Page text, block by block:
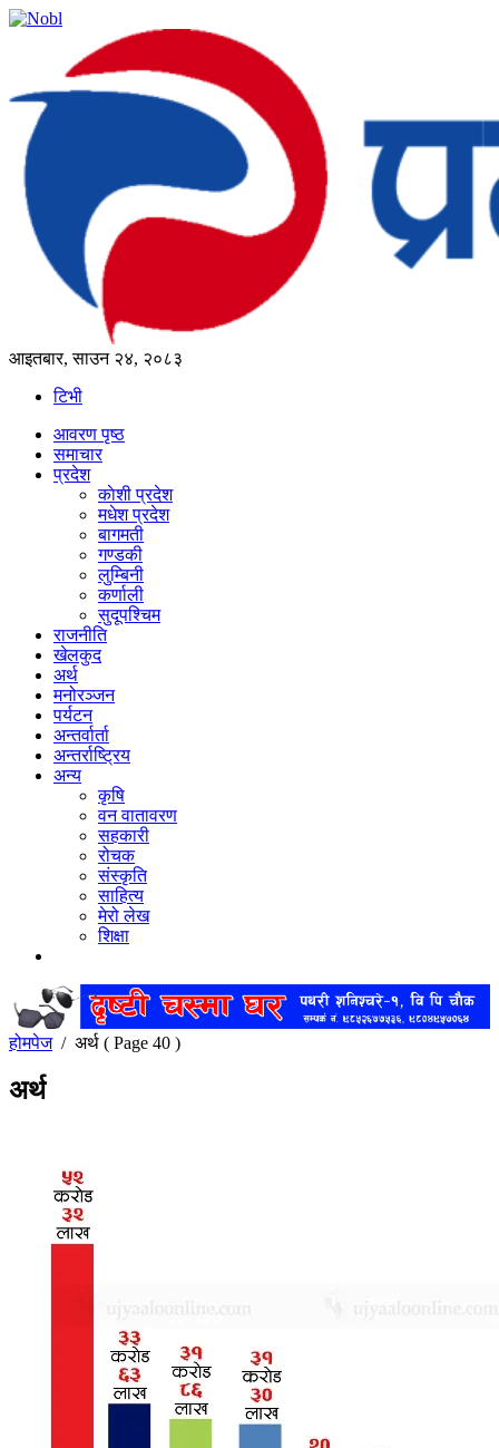
आइतबार, साउन २४, २०८३
टिभी
आवरण पृष्‍ठ
समाचार
प्रदेश
काेशी प्रदेश
मधेश प्रदेश
बागमती
गण्डकी
लुम्बिनी
कर्णाली
सुदूपश्‍चिम
राजनीति
खेलकुद
अर्थ
मनोरञ्‍जन
पर्यटन
अन्तर्वार्ता
अन्तर्राष्‍ट्रिय
अन्य
कृषि
वन वातावरण
सहकारी
रोचक
संस्कृति
साहित्य
मेरो लेख
शिक्षा
होमपेज/ अर्थ ( Page 40 )
अर्थ